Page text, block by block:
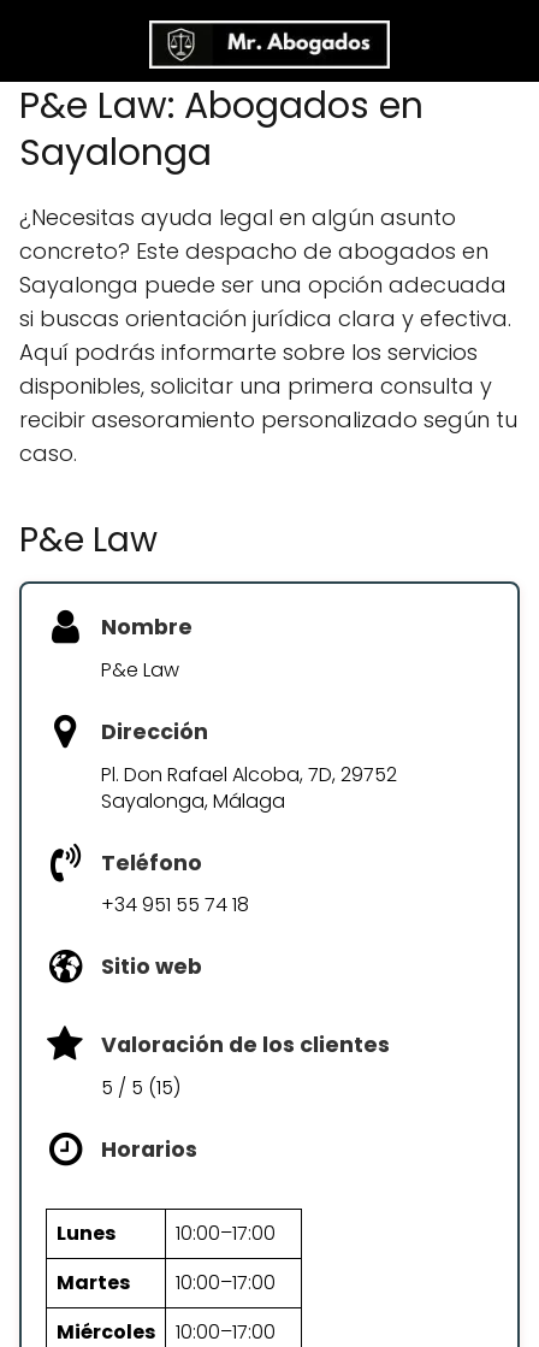
P&e Law: Abogados en
Sayalonga
¿Necesitas ayuda legal en algún asunto
concreto? Este despacho de abogados en
Sayalonga puede ser una opción adecuada
si buscas orientación jurídica clara y efectiva.
Aquí podrás informarte sobre los servicios
disponibles, solicitar una primera consulta y
recibir asesoramiento personalizado según tu
caso.
P&e Law
Nombre
P&e Law
Dirección
Pl. Don Rafael Alcoba, 7D, 29752
Sayalonga, Málaga
Teléfono
+34 951 55 74 18
Sitio web
Valoración de los clientes
5 / 5 (15)
Horarios
Lunes
10:00–17:00
Martes
10:00–17:00
Miércoles
10:00–17:00